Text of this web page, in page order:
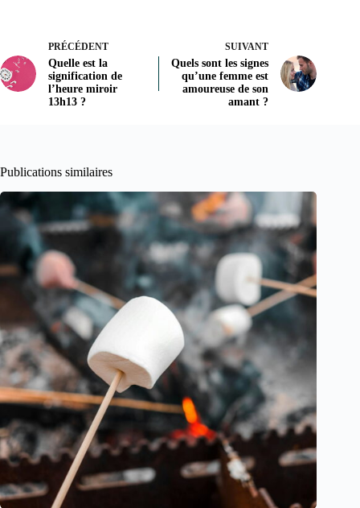
PRÉCÉDENT
Quelle est la
signification de
l’heure miroir
13h13 ?
SUIVANT
Quels sont les signes
qu’une femme est
amoureuse de son
amant ?
Publications similaires